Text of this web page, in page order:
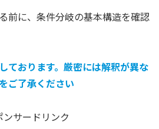
前に、条件分岐の基本構造を確認
ております。厳密には解釈が異な
ご了承ください
ンサードリンク